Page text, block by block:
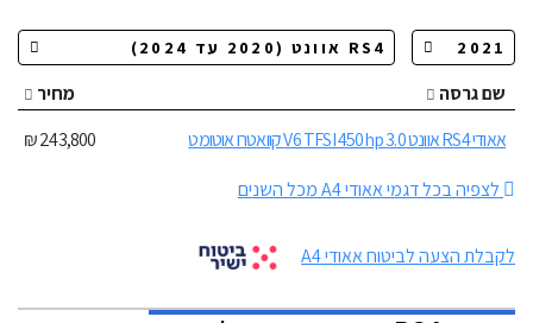
שם גרסה
מחיר
אאודי RS4 אוונט 3.0 V6 TFSI 450hp קוואטרו אוטומט
243,800 ₪
לצפיה בכל דגמי אאודי A4 מכל השנים
לקבלת הצעה לביטוח אאודי A4